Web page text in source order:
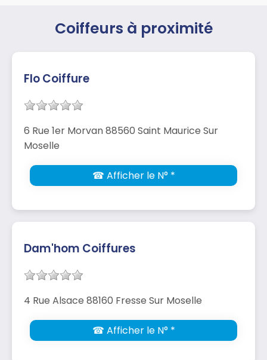
Coiffeurs à proximité
Flo Coiffure
6 Rue 1er Morvan 88560 Saint Maurice Sur
Moselle
☎ Afficher le N° *
Dam'hom Coiffures
4 Rue Alsace 88160 Fresse Sur Moselle
☎ Afficher le N° *